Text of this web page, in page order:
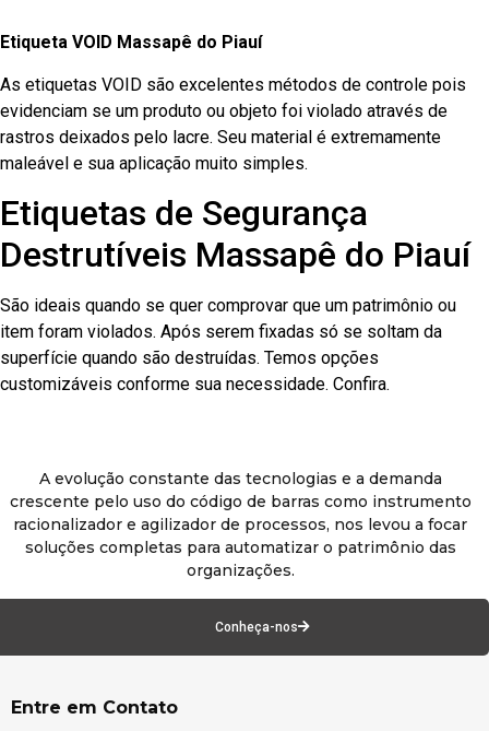
Etiqueta VOID Massapê do Piauí
As etiquetas VOID são excelentes métodos de controle pois
evidenciam se um produto ou objeto foi violado através de
rastros deixados pelo lacre. Seu material é extremamente
maleável e sua aplicação muito simples.
Etiquetas de Segurança
Destrutíveis Massapê do Piauí
São ideais quando se quer comprovar que um patrimônio ou
item foram violados. Após serem fixadas só se soltam da
superfície quando são destruídas. Temos opções
customizáveis conforme sua necessidade. Confira.
A evolução constante das tecnologias e a demanda
crescente pelo uso do código de barras como instrumento
racionalizador e agilizador de processos, nos levou a focar
soluções completas para automatizar o patrimônio das
organizações.
Conheça-nos
Entre em Contato